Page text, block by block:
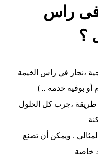
فى راس
؟
،نجار في راس الخيمة
أو بوفيه خدمه .. )
طريقة ،جرب كل الحلول
. ويمكن أن تصنع
خاصة